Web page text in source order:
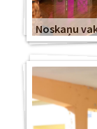
Noskaņu